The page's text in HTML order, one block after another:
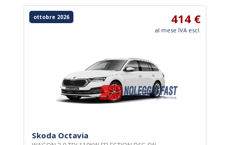
ottobre 2026 414 €
al mese IVA escl.
Skoda Octavia